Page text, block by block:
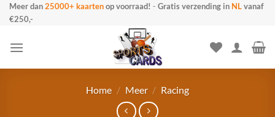
Ga
naar
Meer dan25000+ kaartenop voorraad! - Gratis verzending in NLvanaf
€250,-
Home / Meer / Racing